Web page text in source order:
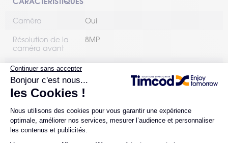
Caméra Oui
Résolution de la
caméra avant
8MP
Résolution de la
caméra arrière
Environnement
Indice de
protection
IP65 et IP68